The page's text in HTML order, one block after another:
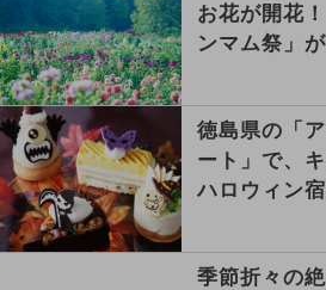
お花が開花
ンマム祭」
徳島県の「
ート」で、
ハロウィン
季節折々の